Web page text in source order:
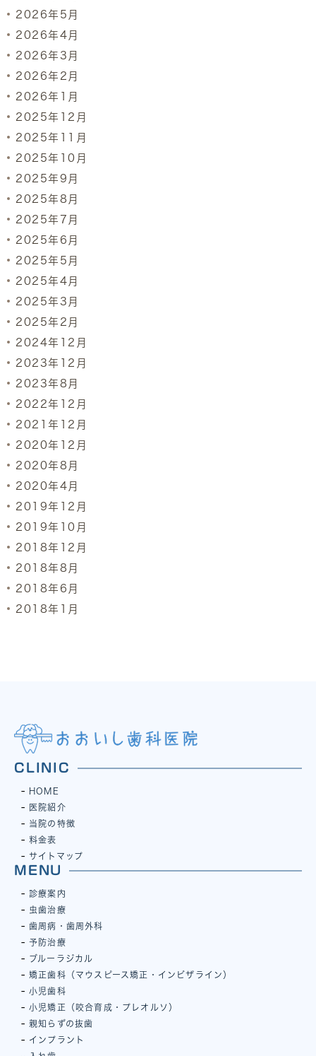
2026年5月
2026年4月
2026年3月
2026年2月
2026年1月
2025年12月
2025年11月
2025年10月
2025年9月
2025年8月
2025年7月
2025年6月
2025年5月
2025年4月
2025年3月
2025年2月
2024年12月
2023年12月
2023年8月
2022年12月
2021年12月
2020年12月
2020年8月
2020年4月
2019年12月
2019年10月
2018年12月
2018年8月
2018年6月
2018年1月
CLINIC
HOME
医院紹介
当院の特徴
料金表
サイトマップ
MENU
診療案内
虫歯治療
歯周病・歯周外科
予防治療
ブルーラジカル
矯正歯科（マウスピース矯正・インビザライン）
小児歯科
小児矯正（咬合育成・プレオルソ）
親知らずの抜歯
インプラント